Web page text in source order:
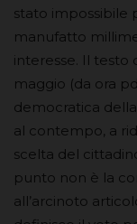
stato impossibile
manufatto
interesse. Il testo
maggio (da ora
democratica
al contempo, a
scelta del
punto non è la
all’arcinoto